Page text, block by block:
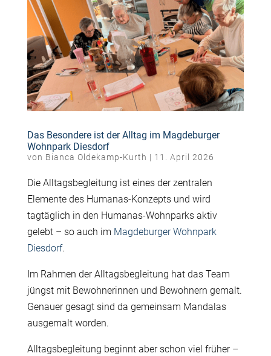
Das Besondere ist der Alltag im Magdeburger
Wohnpark Diesdorf
von Bianca Oldekamp-Kurth | 11. April 2026
Die Alltagsbegleitung ist eines der zentralen
Elemente des Humanas-Konzepts und wird
tagtäglich in den Humanas-Wohnparks aktiv
gelebt – so auch im Magdeburger Wohnpark
Diesdorf.
Im Rahmen der Alltagsbegleitung hat das Team
jüngst mit Bewohnerinnen und Bewohnern gemalt.
Genauer gesagt sind da gemeinsam Mandalas
ausgemalt worden.
Alltagsbegleitung beginnt aber schon viel früher –